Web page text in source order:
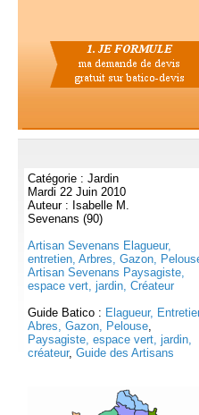
Catégorie : Jardin
Mardi 22 Juin 2010
Auteur : Isabelle M.
Sevenans (90)
Artisan Sevenans Elagueur,
entretien, Arbres, Gazon,
Artisan Sevenans Paysagiste,
espace vert, jardin, Créateur
Guide Batico : Elagueur,
Abres, Gazon, Pelouse,
Paysagiste, espace vert, jardin,
créateur, Guide des Artisans